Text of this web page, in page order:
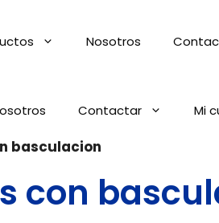
Nosotros
Contactar Mi
basculacion
con